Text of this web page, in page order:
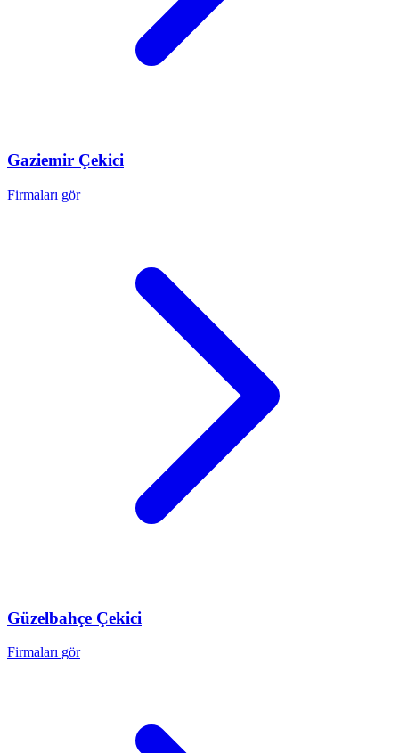
Gaziemir Çekici
Firmaları gör
Güzelbahçe Çekici
Firmaları gör